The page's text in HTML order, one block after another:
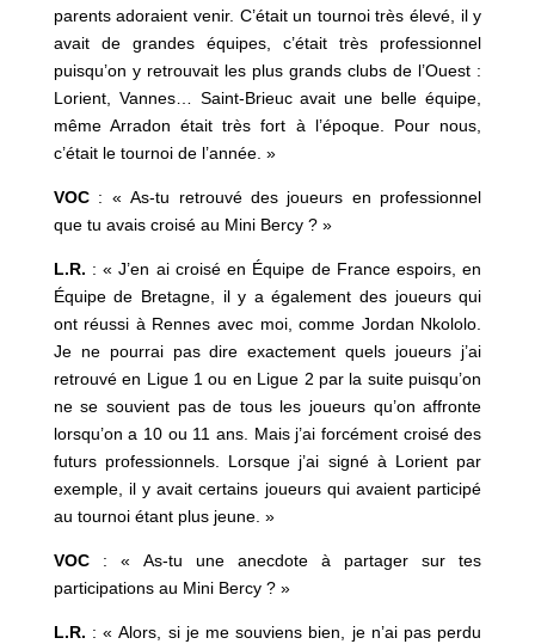
parents adoraient venir. C’était un tournoi très élevé, il y
avait de grandes équipes, c’était très professionnel
puisqu’on y retrouvait les plus grands clubs de l’Ouest :
Lorient, Vannes… Saint-Brieuc avait une belle équipe,
même Arradon était très fort à l’époque. Pour nous,
c’était le tournoi de l’année. »
VOC : « As-tu retrouvé des joueurs en professionnel
que tu avais croisé au Mini Bercy ? »
L.R. : « J’en ai croisé en Équipe de France espoirs, en
Équipe de Bretagne, il y a également des joueurs qui
ont réussi à Rennes avec moi, comme Jordan Nkololo.
Je ne pourrai pas dire exactement quels joueurs j’ai
retrouvé en Ligue 1 ou en Ligue 2 par la suite puisqu’on
ne se souvient pas de tous les joueurs qu’on affronte
lorsqu’on a 10 ou 11 ans. Mais j’ai forcément croisé des
futurs professionnels. Lorsque j’ai signé à Lorient par
exemple, il y avait certains joueurs qui avaient participé
au tournoi étant plus jeune. »
VOC : « As-tu une anecdote à partager sur tes
participations au Mini Bercy ? »
L.R. : « Alors, si je me souviens bien, je n’ai pas perdu